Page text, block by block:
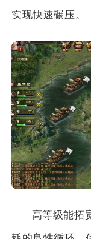
实现快速碾压。
高等级能拓